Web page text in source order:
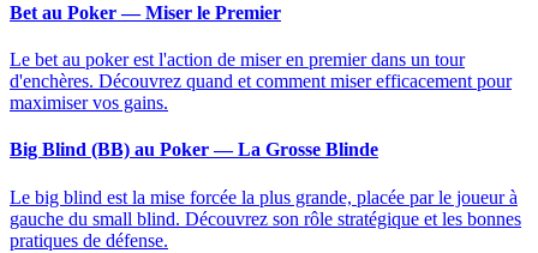
Bet au Poker — Miser le Premier
Le bet au poker est l'action de miser en premier dans un tour
d'enchères. Découvrez quand et comment miser efficacement pour
maximiser vos gains.
Big Blind (BB) au Poker — La Grosse Blinde
Le big blind est la mise forcée la plus grande, placée par le joueur à
gauche du small blind. Découvrez son rôle stratégique et les bonnes
pratiques de défense.